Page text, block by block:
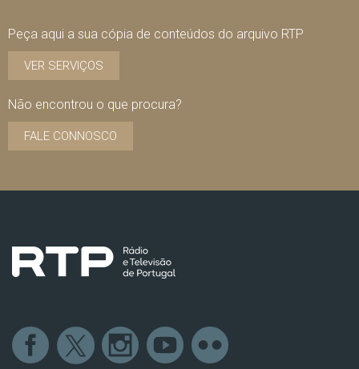
Peça aqui a sua cópia de conteúdos do arquivo RTP
VER SERVIÇOS
Não encontrou o que procura?
FALE CONNOSCO